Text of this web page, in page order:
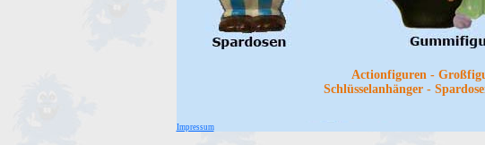
Actionfiguren -
Schlüsselanhänger -
Impressum